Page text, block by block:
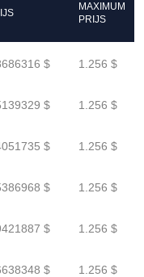
MAXIMUM
PRIJS
$ 1.256 $
$ 1.256 $
$ 1.256 $
$ 1.256 $
$ 1.256 $
$ 1.256 $